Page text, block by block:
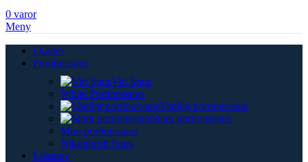
0 varor
Meny
i Lager
Portionssnus
Vitt Snus
White Portionssnus
Vanligt portionssnus
Stark portionssnus
Mini portionssnus
Nikotinfritt Snus
Lössnus